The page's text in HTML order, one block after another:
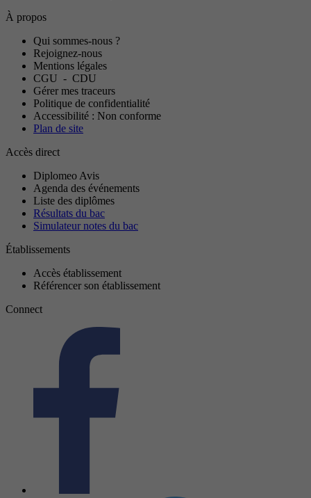
À propos
Qui sommes-nous ?
Rejoignez-nous
Mentions légales
CGU - CDU
Gérer mes traceurs
Politique de confidentialité
Accessibilité : Non conforme
Plan de site
Accès direct
Diplomeo Avis
Agenda des événements
Liste des diplômes
Résultats du bac
Simulateur notes du bac
Établissements
Accès établissement
Référencer son établissement
Connect